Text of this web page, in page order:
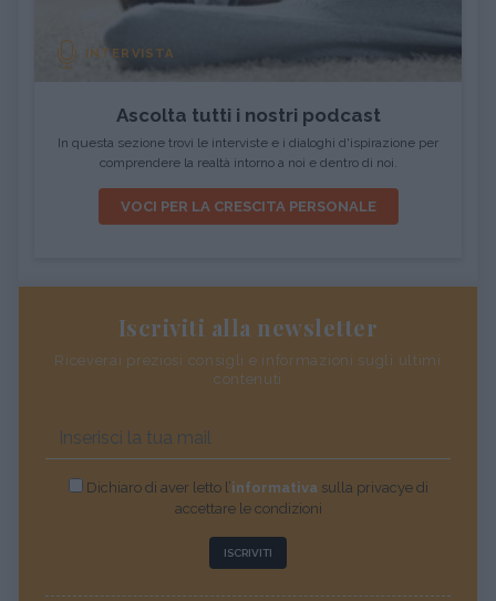
INTERVISTA
Ascolta tutti i nostri podcast
In questa sezione trovi le interviste e i dialoghi d'ispirazione per
comprendere la realtà intorno a noi e dentro di noi.
VOCI PER LA CRESCITA PERSONALE
Iscriviti alla newsletter
Riceverai preziosi consigli e informazioni sugli ultimi
contenuti
Dichiaro di aver letto l’informativasulla privacye di
accettare le condizioni
ISCRIVITI